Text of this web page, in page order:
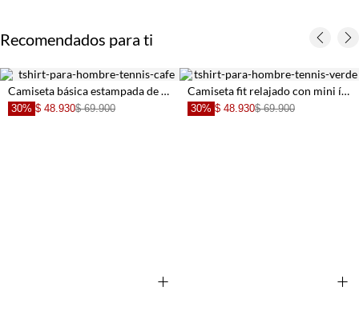
Recomendados para ti
+
Camiseta básica estampada de silueta amplia para hombre
30% $ 48.930$ 69.900
+
Camiseta fit relajado con mini ícono al pecho en algodón verde salvia para hombre
30% $ 48.930$ 69.900